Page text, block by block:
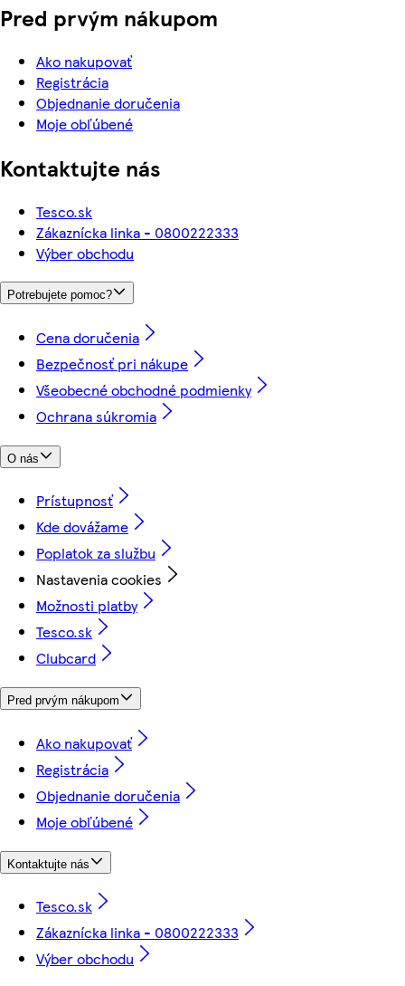
Pred prvým nákupom
Ako nakupovať
Registrácia
Objednanie doručenia
Moje obľúbené
Kontaktujte nás
Tesco.sk
Zákaznícka linka - 0800222333
Výber obchodu
Potrebujete pomoc?
Cena doručenia
Bezpečnosť pri nákupe
Všeobecné obchodné podmienky
Ochrana súkromia
O nás
Prístupnosť
Kde dovážame
Poplatok za službu
Nastavenia cookies
Možnosti platby
Tesco.sk
Clubcard
Pred prvým nákupom
Ako nakupovať
Registrácia
Objednanie doručenia
Moje obľúbené
Kontaktujte nás
Tesco.sk
Zákaznícka linka - 0800222333
Výber obchodu